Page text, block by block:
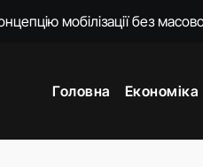
спеціальну санкційну
про що Зеленський
Головна Економіка